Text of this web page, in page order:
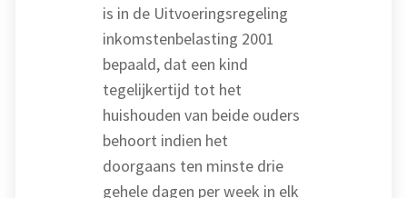
is in de Uitvoeringsregeling
inkomstenbelasting 2001
bepaald, dat een kind
tegelijkertijd tot het
huishouden van beide ouders
behoort indien het
doorgaans ten minste drie
gehele dagen per week in elk